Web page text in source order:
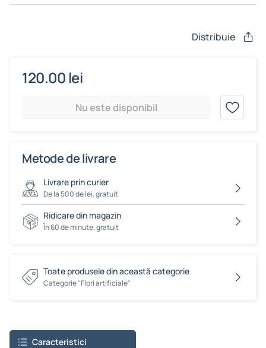
Distribuie
120.00 lei
Nu este disponibil
Metode de livrare
Livrare prin curier
De la 500 de lei, gratuit
Ridicare din magazin
În 60 de minute, gratuit
Toate produsele din această categorie
Сategorie "Flori artificiale"
Caracteristici